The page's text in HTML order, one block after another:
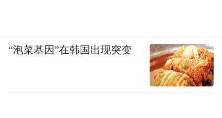
“泡菜基因”在韩国出现突变